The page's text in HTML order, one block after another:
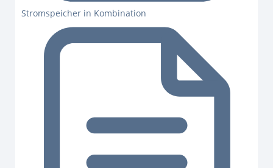
Stromspeicher in Kombination